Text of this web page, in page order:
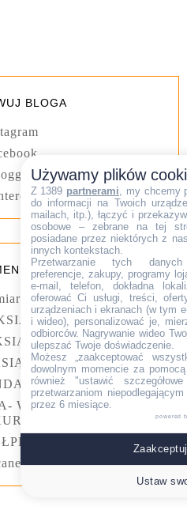
BLOGA
kuchennych
I
II
III
2023 rok
WYGRANE W
linki
Używamy plików
Z 1389 partnerami, my chcemy
do informacji na Twoich
mailach, itp.), łączyć i
osobowe – zebrane na tej
posiadane przez niektórych z
innych kontekstach.
Przetwarzanie tych danych
preferencje, zakupy, programy
e-mail, telefon, dokładna
oferować Ci usługi, treści,
urządzeniach i ekranach (w tym
i wideo), personalizować je,
odbiorców. Nagrywanie wideo
ulepszać Twoje doświadczenie.
Możesz „zaakceptować
dowolnym momencie za
również "ustawić
przetwarzaniom
przez 6 miesiące.
powered
Ustaw